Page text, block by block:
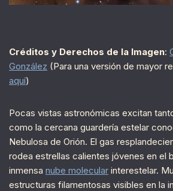
Créditos y Derechos de la Imagen:
González (Para una versión de mayor
aquí)
Pocas vistas astronómicas excitan
como la cercana guardería estelar
Nebulosa de Orión. El gas
rodea estrellas calientes jóvenes en el
inmensa nube molecular interestelar.
estructuras filamentosas visibles en la